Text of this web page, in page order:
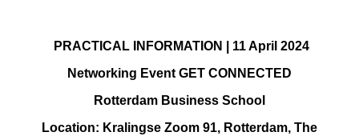
PRACTICAL INFORMATION | 11 April 2024
Networking Event GET CONNECTED
Rotterdam Business School
Location: Kralingse Zoom 91, Rotterdam, The